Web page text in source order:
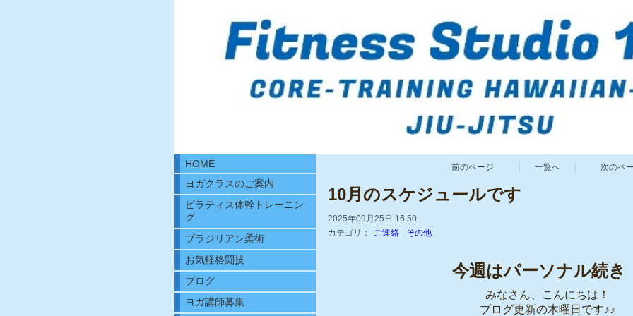
前のページ 一覧へ 次のペ
10月のスケジュールです
2025年09月25日 16:50
カテゴリ：
ご連絡 その他
今週はパーソナル続き
みなさん、こんにちは！
ブログ更新の木曜日です♪♪
HOME
ヨガクラスのご案内
ピラティス体幹トレーニン
グ
ブラジリアン柔術
お気軽格闘技
ブログ
ヨガ講師募集